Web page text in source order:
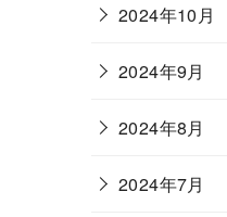
2024年10月
2024年9月
2024年8月
2024年7月